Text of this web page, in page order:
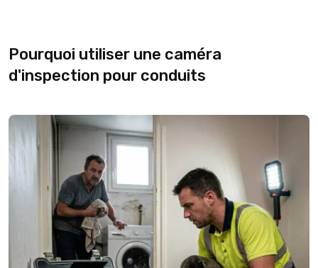
Pourquoi utiliser une caméra
d'inspection pour conduits